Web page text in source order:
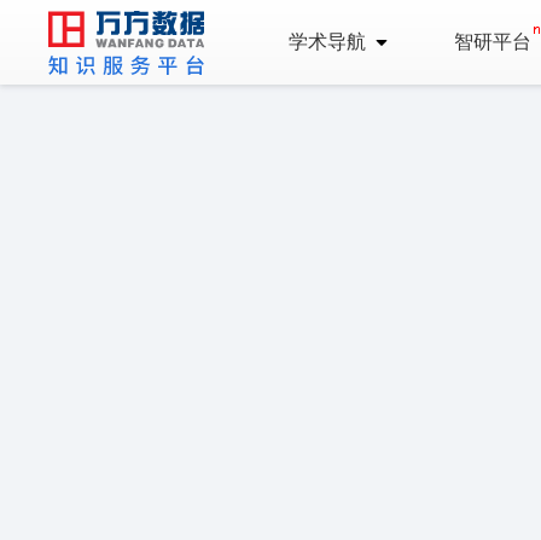
学术导航 智研平台